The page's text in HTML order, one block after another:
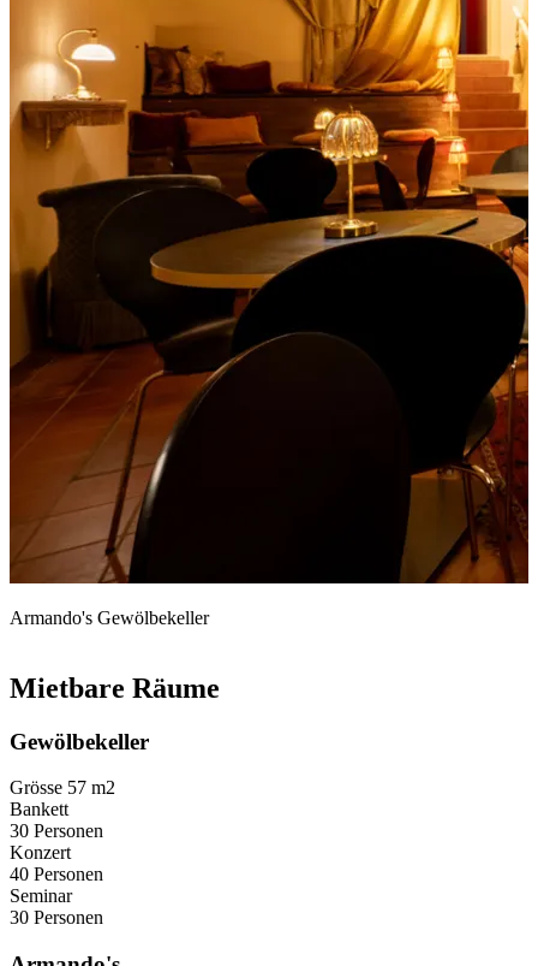
Armando's Gewölbekeller
Mietbare Räume
Gewölbekeller
Grösse 57 m2
Bankett
30 Personen
Konzert
40 Personen
Seminar
30 Personen